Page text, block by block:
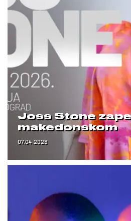
Joss Stone
makedonskom
07.04.2026